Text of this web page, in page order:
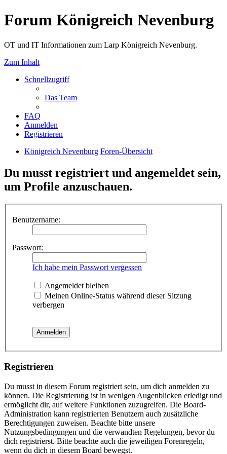
Forum Königreich Nevenburg
OT und IT Informationen zum Larp Königreich Nevenburg.
Zum Inhalt
Schnellzugriff
Das Team
FAQ
Anmelden
Registrieren
Königreich Nevenburg Foren-Übersicht
Du musst registriert und angemeldet sein,
um Profile anzuschauen.
Benutzername:
Passwort:
Ich habe mein Passwort vergessen
Angemeldet bleiben
Meinen Online-Status während dieser Sitzung
verbergen
Registrieren
Du musst in diesem Forum registriert sein, um dich anmelden zu
können. Die Registrierung ist in wenigen Augenblicken erledigt und
ermöglicht dir, auf weitere Funktionen zuzugreifen. Die Board-
Administration kann registrierten Benutzern auch zusätzliche
Berechtigungen zuweisen. Beachte bitte unsere
Nutzungsbedingungen und die verwandten Regelungen, bevor du
dich registrierst. Bitte beachte auch die jeweiligen Forenregeln,
wenn du dich in diesem Board bewegst.